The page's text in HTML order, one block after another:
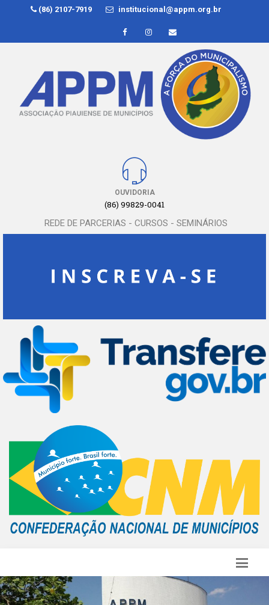
(86) 2107-7919 institucional@appm.org.br
OUVIDORIA
(86) 99829-0041
REDE DE PARCERIAS - CURSOS - SEMINÁRIOS